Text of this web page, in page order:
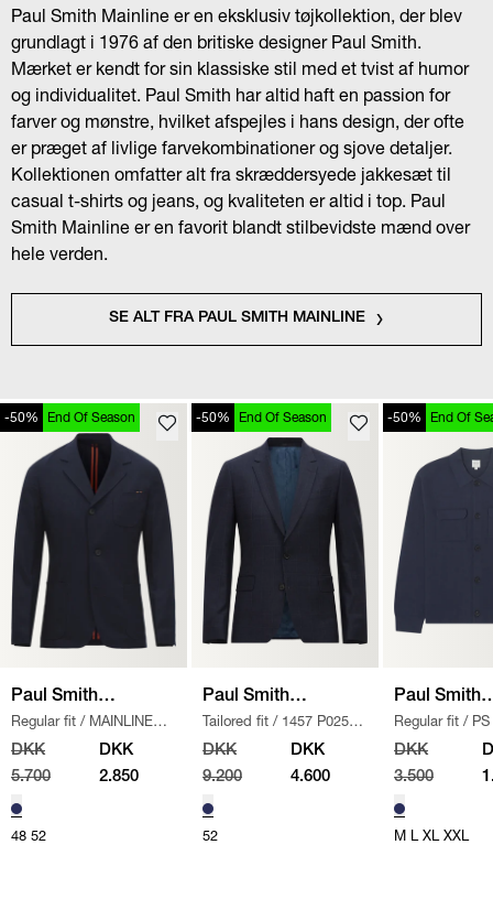
Paul Smith Mainline er en eksklusiv tøjkollektion, der blev
grundlagt i 1976 af den britiske designer Paul Smith.
Mærket er kendt for sin klassiske stil med et tvist af humor
og individualitet. Paul Smith har altid haft en passion for
farver og mønstre, hvilket afspejles i hans design, der ofte
er præget af livlige farvekombinationer og sjove detaljer.
Kollektionen omfatter alt fra skræddersyede jakkesæt til
casual t-shirts og jeans, og kvaliteten er altid i top. Paul
Smith Mainline er en favorit blandt stilbevidste mænd over
hele verden.
SE ALT FRA PAUL SMITH MAINLINE
-50% End Of Season
Paul Smith
Mainline
Regular fit / MAINLINE
BLAZER
NAVY
DKK
5.700
DKK
2.850
48 52
-50% End Of Season
Paul Smith
Mainline
Tailored fit / 1457 P02559
SUIT
DKK
9.200
DKK
4.600
52
-50% End Of
Paul Smith
Mainline
Regular fit /
CARDIGAN
DKK
3.500
M L XL XXL